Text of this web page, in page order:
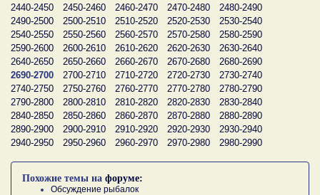
2440-2450
2450-2460 2460-2470 2470-2480
2480-2490
2490-2500
2500-2510 2510-2520 2520-2530
2530-2540
2540-2550
2550-2560 2560-2570 2570-2580
2580-2590
2590-2600
2600-2610 2610-2620 2620-2630
2630-2640
2640-2650
2650-2660 2660-2670 2670-2680
2680-2690
2690-2700
2700-2710 2710-2720 2720-2730
2730-2740
2740-2750
2750-2760 2760-2770 2770-2780
2780-2790
2790-2800
2800-2810 2810-2820 2820-2830
2830-2840
2840-2850
2850-2860 2860-2870 2870-2880
2880-2890
2890-2900
2900-2910 2910-2920 2920-2930
2930-2940
2940-2950
2950-2960 2960-2970 2970-2980 2980-2990
Похожие темы на форуме:
Обсуждение рыбалок